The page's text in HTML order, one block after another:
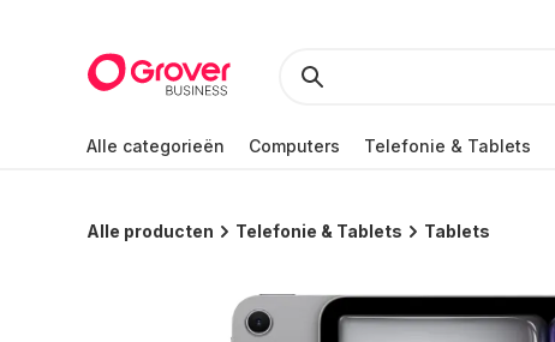
Alle categorieën Computers Telefonie & Tablets
Alle producten Telefonie & Tablets Tablets